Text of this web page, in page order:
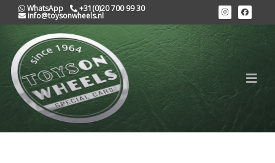
WhatsApp +31(0)20 700 99 30
info@toysonwheels.nl